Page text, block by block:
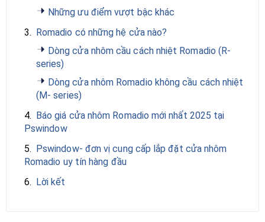
Những ưu điểm vượt bậc khác
3. Romadio có những hệ cửa nào?
Dòng cửa nhôm cầu cách nhiệt Romadio (R-
series)
Dòng cửa nhôm Romadio không cầu cách nhiệt
(M- series)
4. Báo giá cửa nhôm Romadio mới nhất 2025 tại
Pswindow
5. Pswindow- đơn vị cung cấp lắp đặt cửa nhôm
Romadio uy tín hàng đầu
6. Lời kết